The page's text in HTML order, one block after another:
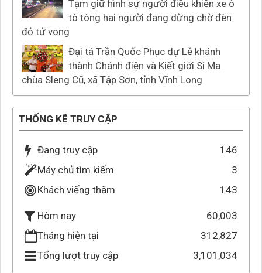
Tạm giữ hình sự người điều khiển xe ô
tô tông hai người đang dừng chờ đèn
đỏ tử vong
Đại tá Trần Quốc Phục dự Lễ khánh
thành Chánh điện và Kiết giới Si Ma
chùa Sleng Cũ, xã Tập Sơn, tỉnh Vĩnh Long
THỐNG KÊ TRUY CẬP
Đang truy cập
146
Máy chủ tìm kiếm
3
Khách viếng thăm
143
Hôm nay
60,003
Tháng hiện tại
312,827
Tổng lượt truy cập
3,101,034